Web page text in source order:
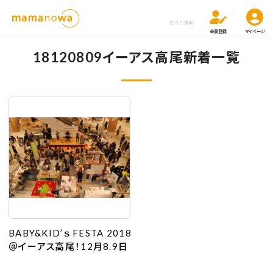
口コミ検索
会員登録
マイページ
18120809イーアス高尾新着一覧
BABY&KID’ｓ FESTA 2018
＠イーアス高尾！12月8.9日